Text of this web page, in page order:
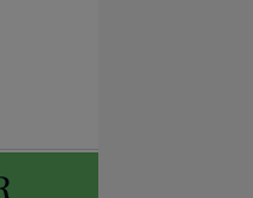
aufgeben